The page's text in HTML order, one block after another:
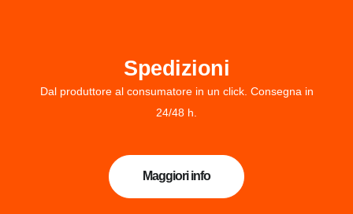
Spedizioni
Dal produttore al consumatore in un click. Consegna in
24/48 h.
Maggiori info